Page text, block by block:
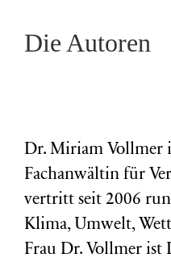
Die Autoren
Dr. Miriam Vollmer
Fachanwältin für
vertritt seit 2006
Klima, Umwelt,
Frau Dr. Vollmer ist